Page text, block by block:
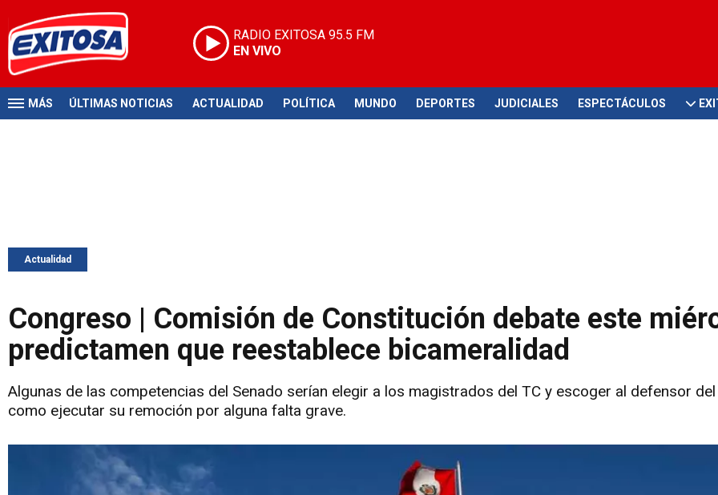
RADIO EXITOSA 95.5 FM
EN VIVO
MÁS ÚLTIMAS NOTICIAS ACTUALIDAD POLÍTICA MUNDO DEPORTES JUDICIALES ESPECTÁCULOS
Actualidad
Congreso | Comisión de Constitución debate este
predictamen que reestablece bicameralidad
Algunas de las competencias del Senado serían elegir a los magistrados del TC y escoger al defensor
como ejecutar su remoción por alguna falta grave.